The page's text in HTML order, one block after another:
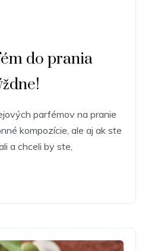
do prania
parfémov na pranie
kompozície, ale aj ak ste
a chceli by ste,